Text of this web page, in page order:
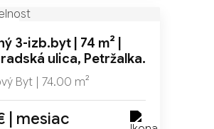
3-izb.byt | 74 m² |
ulica, Petržalka.
Byt | 74.00 m²
| mesiac